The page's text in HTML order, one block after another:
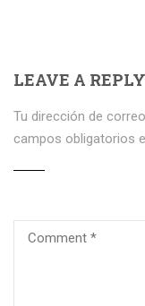
LEAVE A REPLY
Tu dirección de
campos obligatorios